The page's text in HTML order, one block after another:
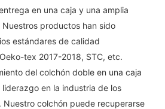
en una caja y una amplia
productos han sido
estándares de calidad
tex 2017-2018, STC, etc.
del colchón doble en una caja
en la industria de los
Nuestro colchón puede recuperarse